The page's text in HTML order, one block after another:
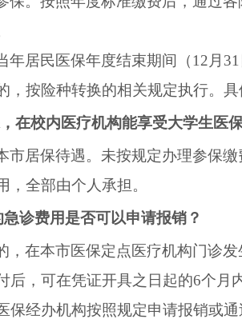
年居民医保年度结束期间（12 月 31
，按险种转换的相关规定执行。
在校内医疗机构能享受大学生医
市居保待遇。未按规定办理参保
，全部由个人承担。
诊费用是否可以申请报销？
，在本市医保定点医疗机构门诊
后，可在凭证开具之日起的6个月
保经办机构按照规定申请报销或